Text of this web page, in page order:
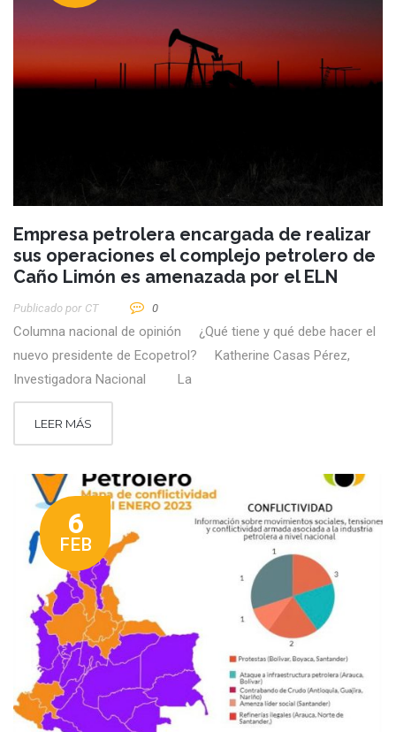
Empresa petrolera encargada de realizar
sus operaciones el complejo petrolero de
Caño Limón es amenazada por el ELN
Publicado por CT 0
Columna nacional de opinión ¿Qué tiene y qué debe hacer el
nuevo presidente de Ecopetrol? Katherine Casas Pérez,
Investigadora Nacional La
LEER MÁS
6
FEB